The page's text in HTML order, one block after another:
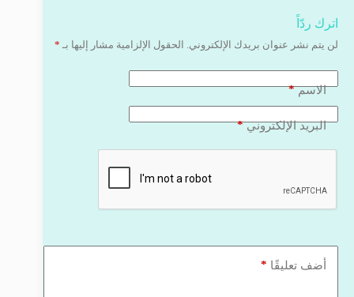
اترك ردّاً
لن يتم نشر عنوان بريدك الإلكتروني. الحقول الإلزامية مشار إليها بـ *
الاسم*
البريد الإلكتروني*
أضف تعليقًا *